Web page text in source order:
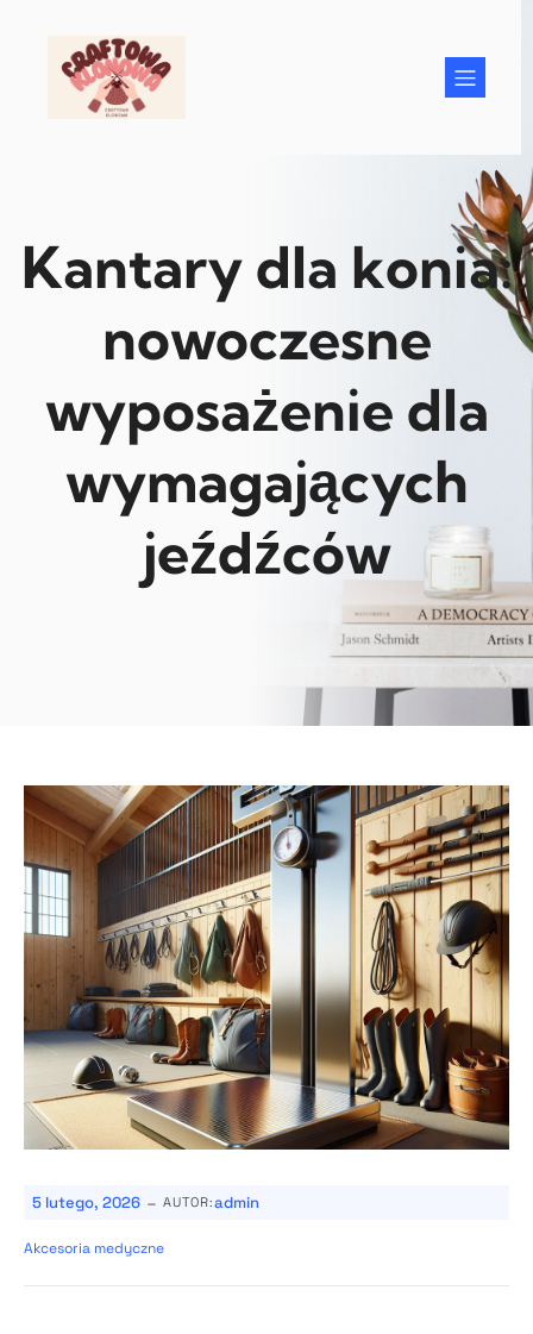
Kantary dla konia:
nowoczesne
wyposażenie dla
wymagających
jeźdźców
5 lutego, 2026 - AUTOR:admin
Akcesoria medyczne